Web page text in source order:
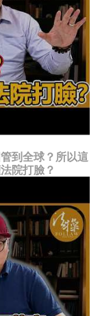
到全球？所以這
院打臉？